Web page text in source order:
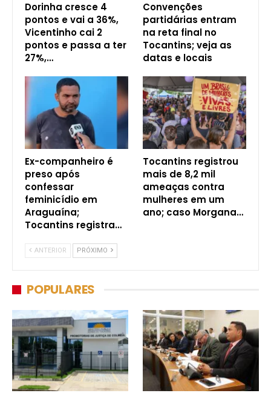
Dorinha cresce 4
pontos e vai a 36%,
Vicentinho cai 2
pontos e passa a ter
27%,…
Convenções
partidárias entram
na reta final no
Tocantins; veja as
datas e locais
Ex-companheiro é
preso após
confessar
feminicídio em
Araguaína;
Tocantins registra…
Tocantins registrou
mais de 8,2 mil
ameaças contra
mulheres em um
ano; caso Morgana…
ANTERIOR PRÓXIMO
POPULARES